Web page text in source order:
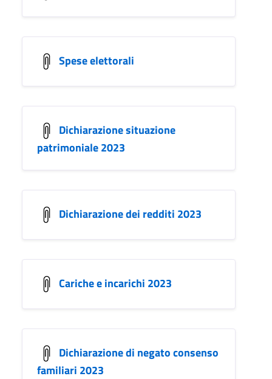
Spese elettorali
Dichiarazione situazione
patrimoniale 2023
Dichiarazione dei redditi 2023
Cariche e incarichi 2023
Dichiarazione di negato consenso
familiari 2023